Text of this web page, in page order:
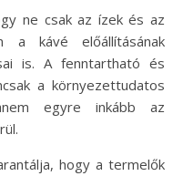
ne csak az ízek és az
a kávé előállításának
is. A fenntartható és
a környezettudatos
egyre inkább az
hogy a termelők